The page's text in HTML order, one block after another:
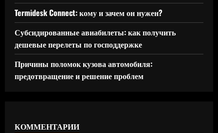
Termidesk Connect: кому и зачем он нужен?
Субсидированные авиабилеты: как получить
дешевые перелеты по господдержке
Причины поломок кузова автомобиля:
предотвращение и решение проблем
КОММЕНТАРИИ